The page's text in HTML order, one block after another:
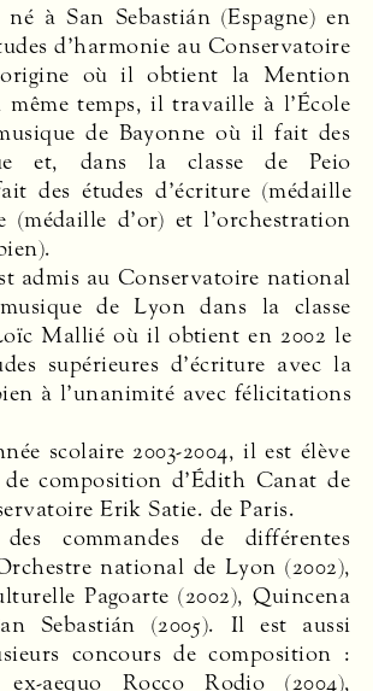
à San Sebastián (Espagne) en
d’harmonie au Conservatoire
où il obtient la Mention
même temps, il travaille à l’École
de Bayonne où il fait des
et, dans la classe de Peio
des études d’écriture (médaille
(médaille d’or) et l’orchestration
admis au Conservatoire national
de Lyon dans la classe
Mallié où il obtient en 2002 le
supérieures d’écriture avec la
à l’unanimité avec félicitations
scolaire 2003-2004, il est élève
de composition d’Édith Canat de
Erik Satie. de Paris.
commandes de différentes
national de Lyon (2002),
Pagoarte (2002), Quincena
Sebastián (2005). Il est aussi
concours de composition :
aequo Rocco Rodio (2004),